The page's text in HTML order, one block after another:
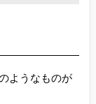
ようなものが